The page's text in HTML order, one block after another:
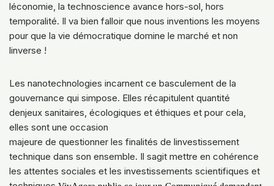
léconomie, la technoscience avance hors-sol, hors
temporalité. Il va bien falloir que nous inventions les moyens
pour que la vie démocratique domine le marché et non
linverse !
Les nanotechnologies incarnent ce basculement de la
gouvernance qui simpose. Elles récapitulent quantité
denjeux sanitaires, écologiques et éthiques et pour cela,
elles sont une occasion
majeure de questionner les finalités de linvestissement
technique dans son ensemble. Il sagit mettre en cohérence
les attentes sociales et les investissements scientifiques et